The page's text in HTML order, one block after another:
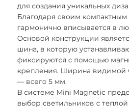
для создания уникальных
Благодаря своим
гармонично вписывается в
Основой конструкции
шина, в которую
фиксируются с помощью
крепления. Ширина видимой
— всего 5 мм.
В системе Mini Magnetic
выбор светильников с